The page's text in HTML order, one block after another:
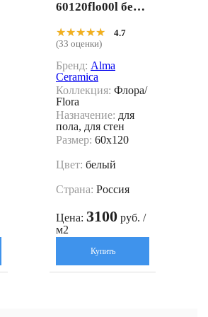
60120flo00l белы
★★★★★
★★★★★
4.7
(33 оценки)
Бренд: Alma
Ceramica
Коллекция: Флора/
Flora
Назначение: для
пола, для стен
Размер: 60x120
Цвет: белый
Страна: Россия
Цена: 3100 руб. /
м2
Купить